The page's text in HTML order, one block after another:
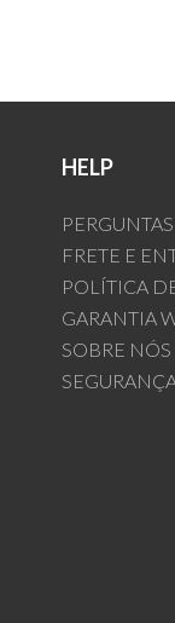
HELP
FRETE E
POLÍTICA
GARANTIA
SOBRE NÓS